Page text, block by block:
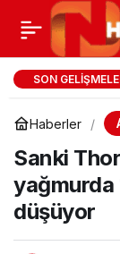
SON
Haberler
Sanki
yağmurda
düşüyor
Murat Yakar,
seni yakar…